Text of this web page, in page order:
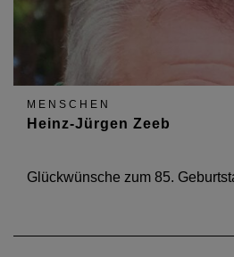
MENSCHEN
Heinz-Jürgen Zeeb
Glückwünsche zum 85.